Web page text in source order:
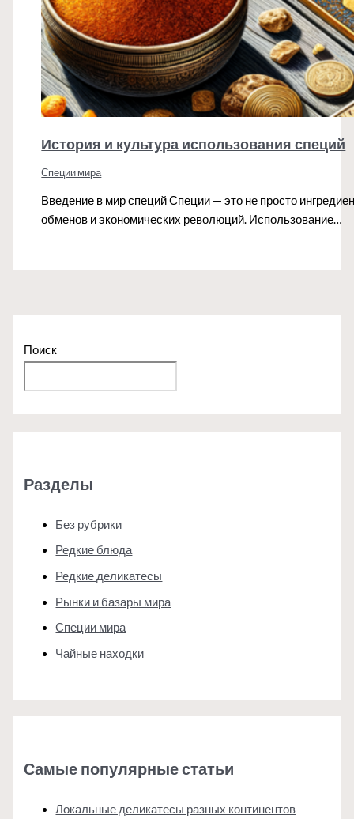
История и культура использования специй
Специи мира
Введение в мир специй Специи — это не просто
обменов и экономических революций. Использование…
Поиск
Разделы
Без рубрики
Редкие блюда
Редкие деликатесы
Рынки и базары мира
Специи мира
Чайные находки
Самые популярные статьи
Локальные деликатесы разных континентов